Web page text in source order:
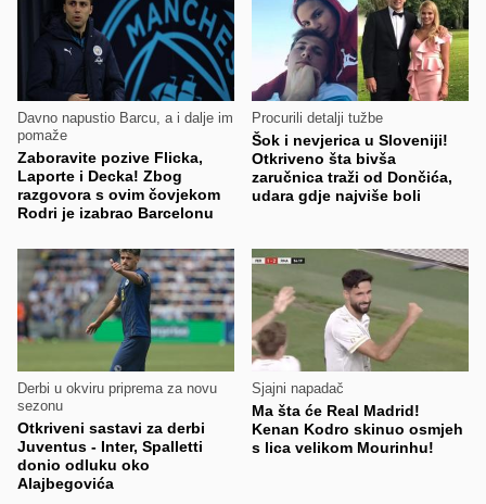
Davno napustio Barcu, a i dalje im
pomaže
Zaboravite pozive Flicka,
Laporte i Decka! Zbog
razgovora s ovim čovjekom
Rodri je izabrao Barcelonu
Procurili detalji tužbe
Šok i nevjerica u Sloveniji!
Otkriveno šta bivša
zaručnica traži od Dončića,
udara gdje najviše boli
Derbi u okviru priprema za novu
sezonu
Otkriveni sastavi za derbi
Juventus - Inter, Spalletti
donio odluku oko
Alajbegovića
Sjajni napadač
Ma šta će Real Madrid!
Kenan Kodro skinuo osmjeh
s lica velikom Mourinhu!